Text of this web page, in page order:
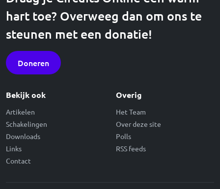
hart toe? Overweeg dan om ons te
steunen met een donatie!
Doneren
Bekijk ook
Artikelen
Schakelingen
Downloads
Links
Contact
Overig
Het Team
Over deze site
Polls
RSS feeds